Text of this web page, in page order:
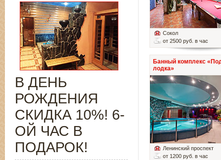
Сокол
от 2500 руб. в час
Банный комплекс
лодка»
Ленинский проспект
от 1200 руб. в час
В ДЕНЬ
РОЖДЕНИЯ
СКИДКА 10%! 6-
ОЙ ЧАС В
ПОДАРОК!